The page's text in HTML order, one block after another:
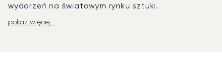
wydarzeń na światowym rynku sztuki.
LunaJets organizuje loty na lotnisko Maastricht
pokaż więcej...